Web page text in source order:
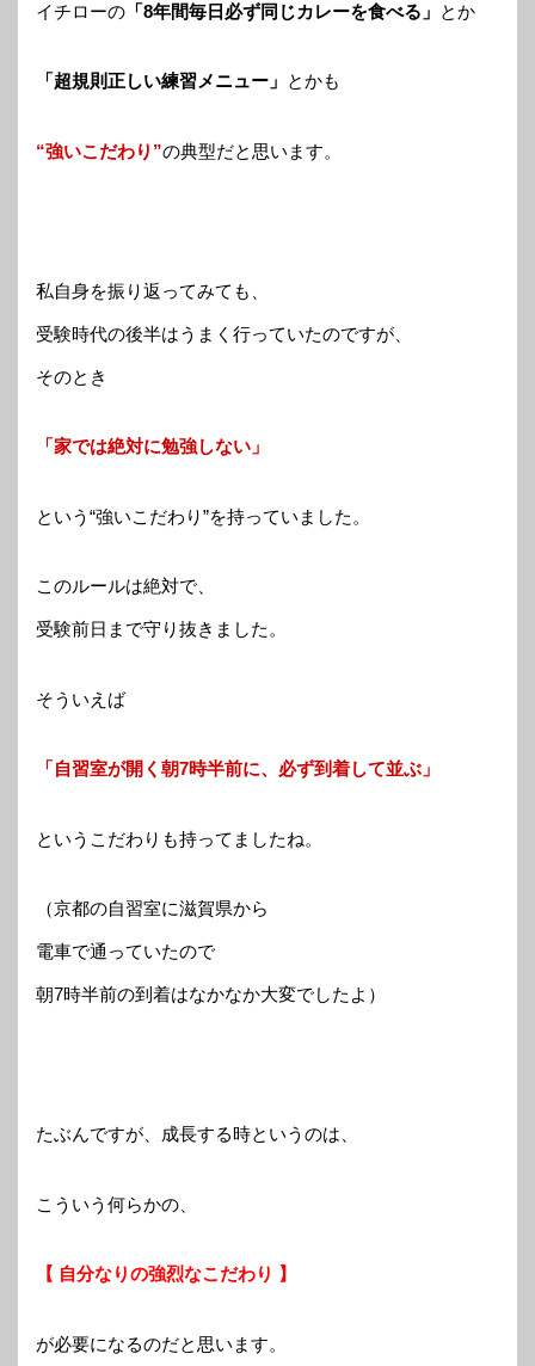
イチローの 「8年間毎日必ず同じカレーを食べる」 とか
「超規則正しい練習メニュー」 とかも
“強いこだわり”の典型だと思います。
私自身を振り返ってみても、
受験時代の後半はうまく行っていたのですが、
そのとき
「家では絶対に勉強しない」
という“強いこだわり”を持っていました。
このルールは絶対で、
受験前日まで守り抜きました。
そういえば
「自習室が開く朝7時半前に、必ず到着して並ぶ」
というこだわりも持ってましたね。
（京都の自習室に滋賀県から
電車で通っていたので
朝7時半前の到着はなかなか大変でしたよ）
たぶんですが、成長する時というのは、
こういう何らかの、
【 自分なりの強烈なこだわり 】
が必要になるのだと思います。